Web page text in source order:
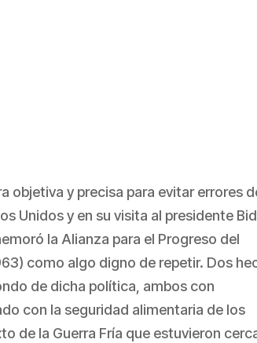
objetiva y precisa para evitar errores
Unidos y en su visita al presidente
la Alianza para el Progreso del
como algo digno de repetir. Dos
de dicha política, ambos con
con la seguridad alimentaria de los
de la Guerra Fría que estuvieron